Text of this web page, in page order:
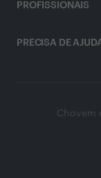
PROFISSIONAIS
PRECISA DE
Chovem